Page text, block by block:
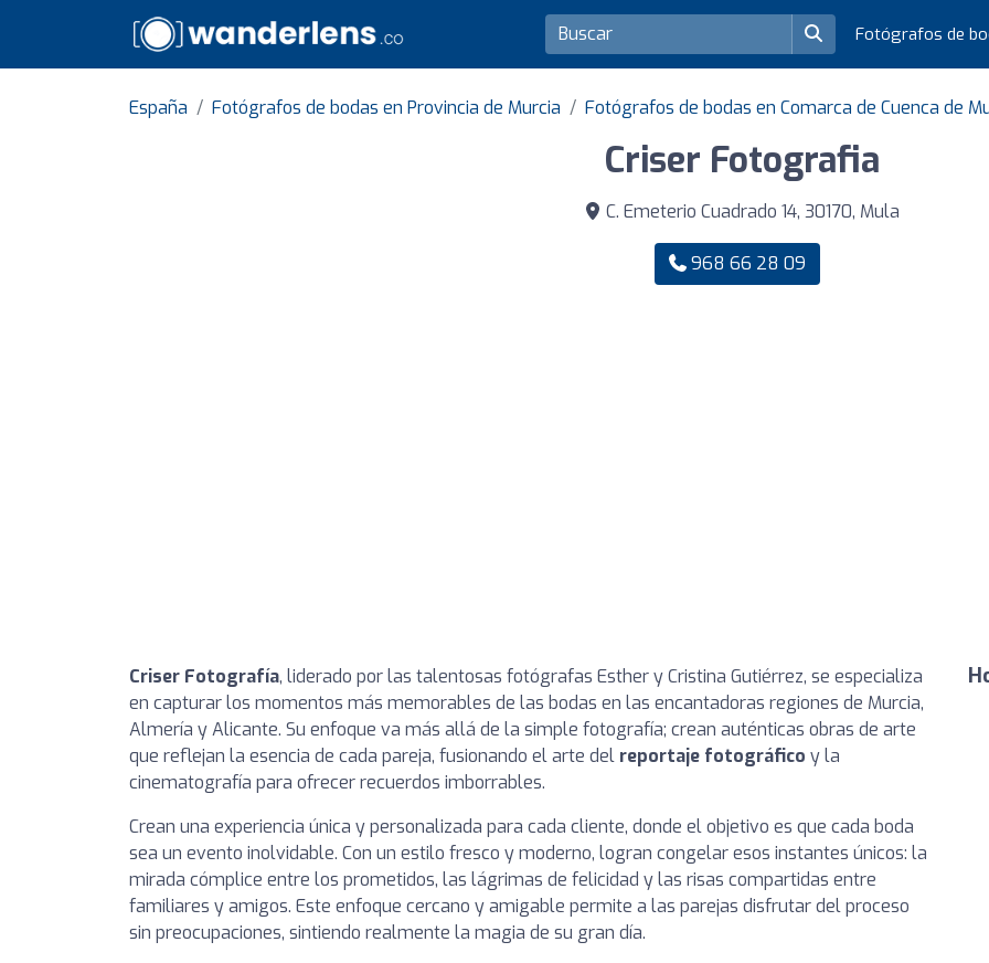
Fotógrafos de
España Fotógrafos de bodas en Provincia de Murcia Fotógrafos de bodas en Comarca de Cuenca de
Criser Fotografia
C. Emeterio Cuadrado 14, 30170, Mula
968 66 28 09
Criser Fotografía, liderado por las talentosas fotógrafas Esther y Cristina Gutiérrez, se especializa
en capturar los momentos más memorables de las bodas en las encantadoras regiones de Murcia,
Almería y Alicante. Su enfoque va más allá de la simple fotografía; crean auténticas obras de arte
que reflejan la esencia de cada pareja, fusionando el arte del reportaje fotográfico y la
cinematografía para ofrecer recuerdos imborrables.
Crean una experiencia única y personalizada para cada cliente, donde el objetivo es que cada boda
sea un evento inolvidable. Con un estilo fresco y moderno, logran congelar esos instantes únicos: la
mirada cómplice entre los prometidos, las lágrimas de felicidad y las risas compartidas entre
familiares y amigos. Este enfoque cercano y amigable permite a las parejas disfrutar del proceso
sin preocupaciones, sintiendo realmente la magia de su gran día.